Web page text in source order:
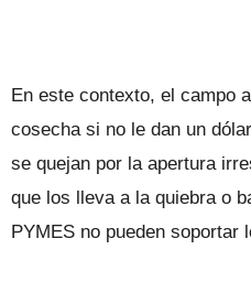
En este contexto, el campo
cosecha si no le dan un
se quejan por la apertura
que los lleva a la quiebra o
PYMES no pueden soportar